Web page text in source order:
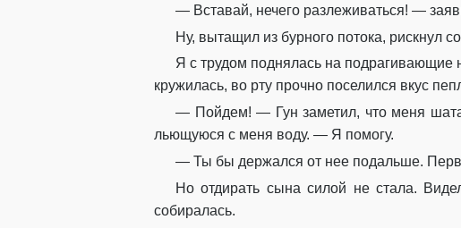
— Вставай, нечего разлеживаться! —
Ну, вытащил из бурного потока, рискнул
Я с трудом поднялась на подрагивающие
кружилась, во рту прочно поселился вкус
— Пойдем! — Гун заметил, что меня
льющуюся с меня воду. — Я помогу.
— Ты бы держался от нее подальше.
Но отдирать сына силой не стала.
собиралась.